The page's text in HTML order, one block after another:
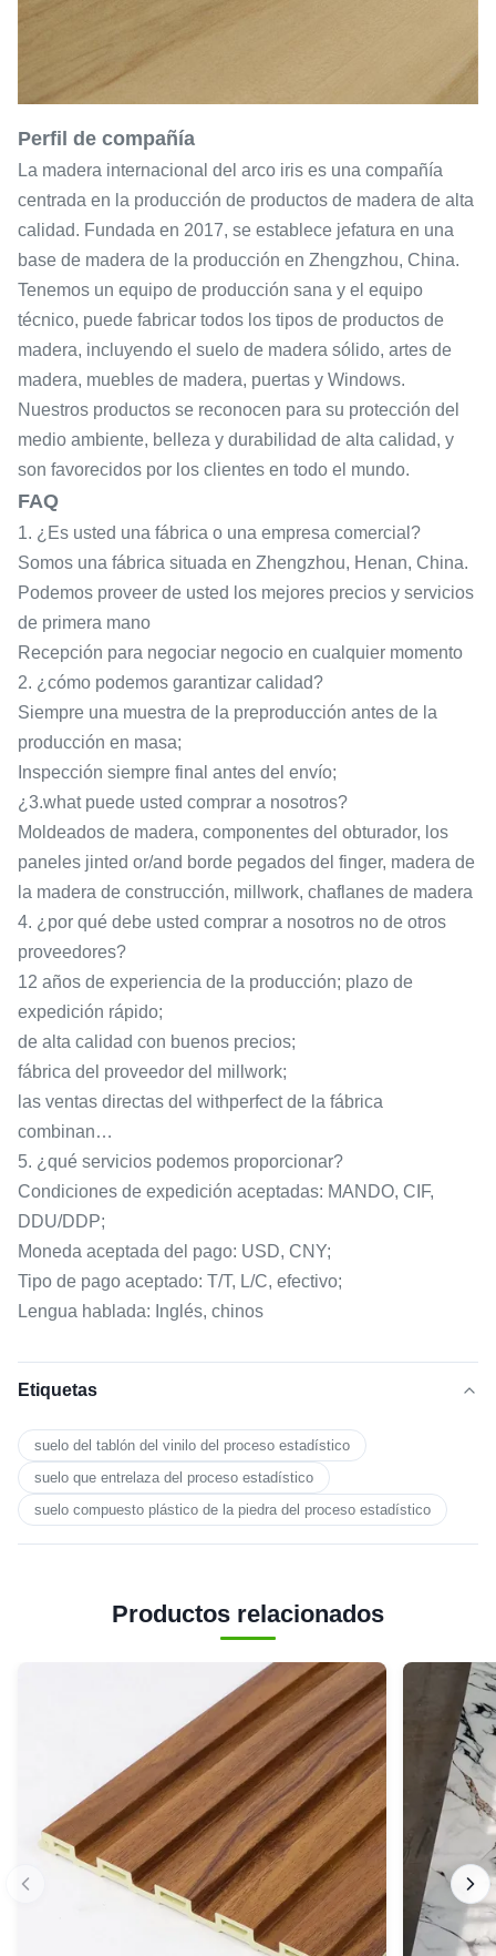
Perfil de compañía
La madera internacional del arco iris es una compañía
centrada en la producción de productos de madera de alta
calidad. Fundada en 2017, se establece jefatura en una
base de madera de la producción en Zhengzhou, China.
Tenemos un equipo de producción sana y el equipo
técnico, puede fabricar todos los tipos de productos de
madera, incluyendo el suelo de madera sólido, artes de
madera, muebles de madera, puertas y Windows.
Nuestros productos se reconocen para su protección del
medio ambiente, belleza y durabilidad de alta calidad, y
son favorecidos por los clientes en todo el mundo.
FAQ
1. ¿Es usted una fábrica o una empresa comercial?
Somos una fábrica situada en Zhengzhou, Henan, China.
Podemos proveer de usted los mejores precios y servicios
de primera mano
Recepción para negociar negocio en cualquier momento
2. ¿cómo podemos garantizar calidad?
Siempre una muestra de la preproducción antes de la
producción en masa;
Inspección siempre final antes del envío;
¿3.what puede usted comprar a nosotros?
Moldeados de madera, componentes del obturador, los
paneles jinted or/and borde pegados del finger, madera de
la madera de construcción, millwork, chaflanes de madera
4. ¿por qué debe usted comprar a nosotros no de otros
proveedores?
12 años de experiencia de la producción; plazo de
expedición rápido;
de alta calidad con buenos precios;
fábrica del proveedor del millwork;
las ventas directas del withperfect de la fábrica
combinan…
5. ¿qué servicios podemos proporcionar?
Condiciones de expedición aceptadas: MANDO, CIF,
DDU/DDP;
Moneda aceptada del pago: USD, CNY;
Tipo de pago aceptado: T/T, L/C, efectivo;
Lengua hablada: Inglés, chinos
Etiquetas
suelo del tablón del vinilo del proceso estadístico
suelo que entrelaza del proceso estadístico
suelo compuesto plástico de la piedra del proceso estadístico
Productos relacionados